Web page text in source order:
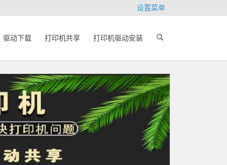
设置菜单
驱动下载 打印机共享 打印机驱动安装